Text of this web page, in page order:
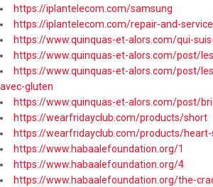
https://iplantelecom.com/samsung
https://iplantelecom.com/repair-and-
https://www.quinquas-et-alors.com/qui-
https://www.quinquas-et-alors.com/post/
https://www.quinquas-et-alors.com/post/
avec-gluten
https://www.quinquas-et-alors.com/post/
https://wearfridayclub.com/products/short
https://wearfridayclub.com/products/
https://www.habaalefoundation.org/1
https://www.habaalefoundation.org/4
https://www.habaalefoundation.org/the-